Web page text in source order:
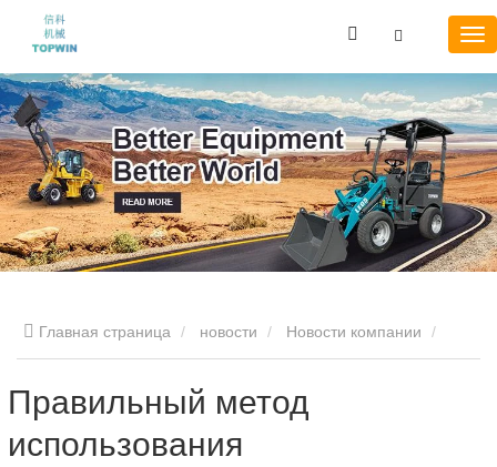
Главная страница новости Новости компании
Правильный метод использования аккумуляторной батареи
электрического вилочного погрузчика
Правильный метод
использования